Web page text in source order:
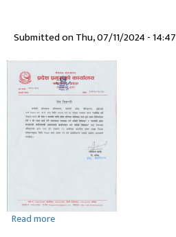
Submitted on Thu, 07/11/2024 - 14:47
Read moreabout